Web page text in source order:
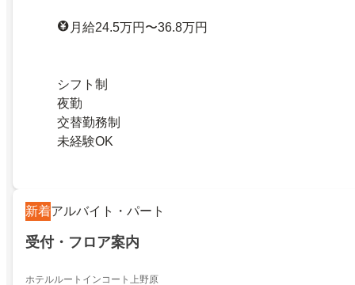
月給24.5万円〜36.8万円
シフト制
夜勤
交替勤務制
未経験OK
新着アルバイト・パート
受付・フロア案内
ホテルルートインコート上野原